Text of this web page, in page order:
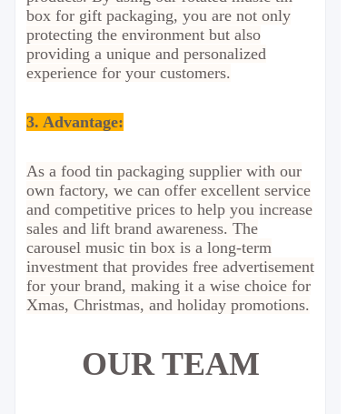
box for gift packaging, you are not only
protecting the environment but also
providing a unique and personalized
experience for your customers.
3. Advantage:
As a food tin packaging supplier with our
own factory, we can offer excellent service
and competitive prices to help you increase
sales and lift brand awareness. The
carousel music tin box is a long-term
investment that provides free advertisement
for your brand, making it a wise choice for
Xmas, Christmas, and holiday promotions.
OUR TEAM